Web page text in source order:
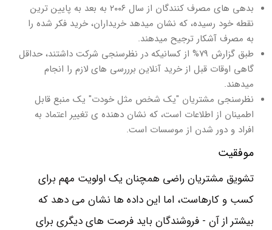
بدهی های مصرف کنندگان از سال ۲۰۰۶ به بعد به پایین ترین
نقطه خود رسیده، که نشان میدهد خریداران، خرید فکر شده را
به مصرف آشکار ترجیح میدهند.
طبق گزارش ۷۹% از کسانیکه در نظرسنجی شرکت داشتند، حداقل
گاهی اوقات قبل از خرید آنلاین برررسی های لازم را انجام
میدهند.
نظرسنجی مشتریان "یک شخص مثل خودت" یک منبع قابل
اطمینان از اطلاعات است، که نشان دهنده ی تغییر اعتماد به
افراد و دور شدن از موسسات است.
موفقیت
تشویق مشتریان راضی همچنان یک اولویت مهم برای
کسب و کارهاست، اما این داده ها نشان می دهد که
بیشتر از آن - فروشندگان باید فرصت های دیگری برای